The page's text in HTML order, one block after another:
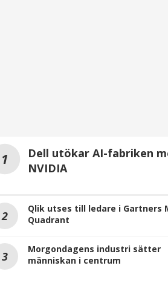
Dell utökar AI-fabriken
NVIDIA
Qlik utses till ledare i Gartners
Quadrant
Morgondagens industri sätter
människan i centrum